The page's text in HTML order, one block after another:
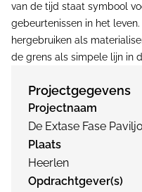
van de tijd staat symbool
gebeurtenissen in het
hergebruiken als
de grens als simpele lijn in
Projectgegevens
Projectnaam
De Extase Fase
Plaats
Heerlen
Opdrachtgever(s)